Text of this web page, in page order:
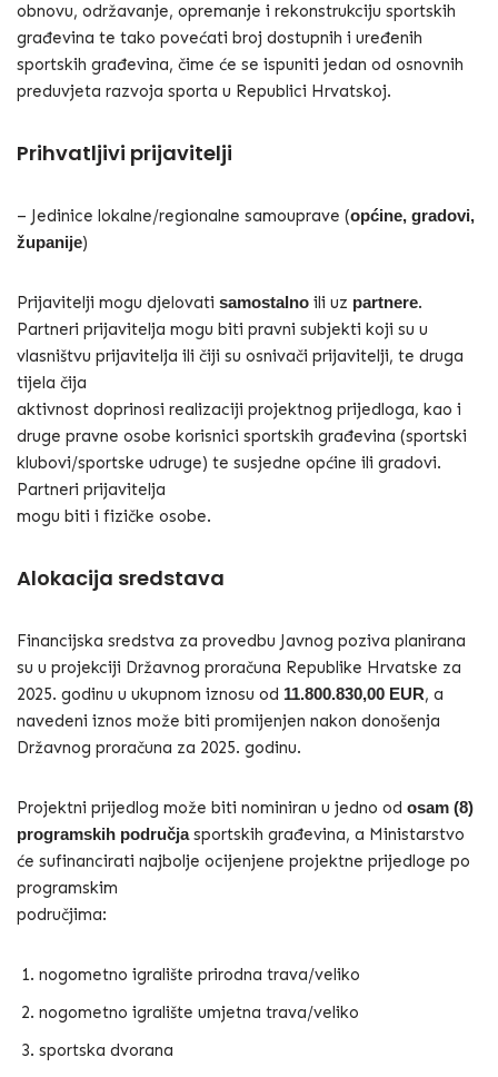
obnovu, održavanje, opremanje i rekonstrukciju sportskih
građevina te tako povećati broj dostupnih i uređenih
sportskih građevina, čime će se ispuniti jedan od osnovnih
preduvjeta razvoja sporta u Republici Hrvatskoj.
Prihvatljivi prijavitelji
– Jedinice lokalne/regionalne samouprave (općine, gradovi,
županije)
Prijavitelji mogu djelovati samostalno ili uz partnere.
Partneri prijavitelja mogu biti pravni subjekti koji su u
vlasništvu prijavitelja ili čiji su osnivači prijavitelji, te druga
tijela čija
aktivnost doprinosi realizaciji projektnog prijedloga, kao i
druge pravne osobe korisnici sportskih građevina (sportski
klubovi/sportske udruge) te susjedne općine ili gradovi.
Partneri prijavitelja
mogu biti i fizičke osobe.
Alokacija sredstava
Financijska sredstva za provedbu Javnog poziva planirana
su u projekciji Državnog proračuna Republike Hrvatske za
2025. godinu u ukupnom iznosu od 11.800.830,00 EUR, a
navedeni iznos može biti promijenjen nakon donošenja
Državnog proračuna za 2025. godinu.
Projektni prijedlog može biti nominiran u jedno od osam (8)
programskih područjasportskih građevina, a Ministarstvo
će sufinancirati najbolje ocijenjene projektne prijedloge po
programskim
područjima:
nogometno igralište prirodna trava/veliko
nogometno igralište umjetna trava/veliko
sportska dvorana